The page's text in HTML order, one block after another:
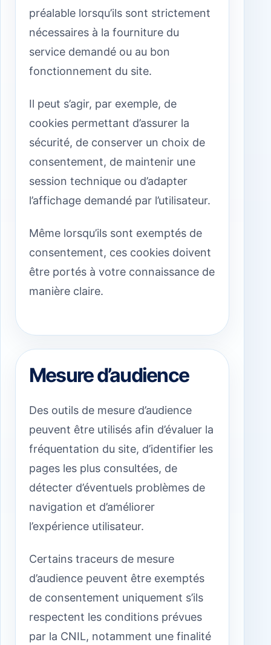
préalable lorsqu’ils sont strictement
nécessaires à la fourniture du
service demandé ou au bon
fonctionnement du site.
Il peut s’agir, par exemple, de
cookies permettant d’assurer la
sécurité, de conserver un choix de
consentement, de maintenir une
session technique ou d’adapter
l’affichage demandé par l’utilisateur.
Même lorsqu’ils sont exemptés de
consentement, ces cookies doivent
être portés à votre connaissance de
manière claire.
Mesure d’audience
Des outils de mesure d’audience
peuvent être utilisés afin d’évaluer la
fréquentation du site, d’identifier les
pages les plus consultées, de
détecter d’éventuels problèmes de
navigation et d’améliorer
l’expérience utilisateur.
Certains traceurs de mesure
d’audience peuvent être exemptés
de consentement uniquement s’ils
respectent les conditions prévues
par la CNIL, notamment une finalité